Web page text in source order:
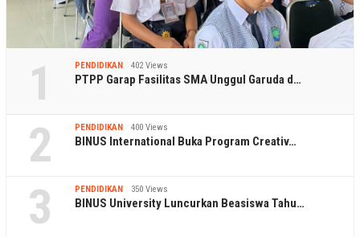
1 PENDIDIKAN 402 Views
PTPP Garap Fasilitas SMA Unggul Garuda d…
2 PENDIDIKAN 400 Views
BINUS International Buka Program Creativ…
3 PENDIDIKAN 350 Views
BINUS University Luncurkan Beasiswa Tahu…